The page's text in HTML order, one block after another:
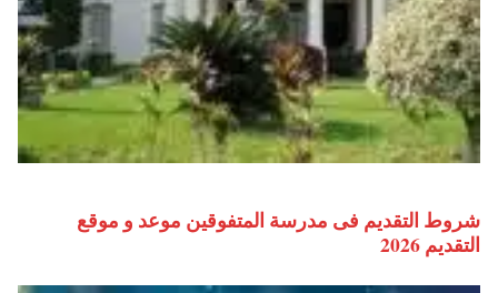
شروط التقديم فى مدرسة المتفوقين موعد و موقع
التقديم 2026